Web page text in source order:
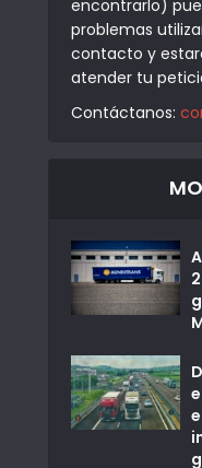
encontrarlo)
problemas
contacto y
atender tu
Contáctanos: